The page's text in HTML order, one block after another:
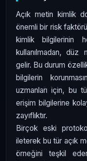
Açık metin kimlik
önemli bir risk
kimlik bilgilerinin
kullanılmadan, düz
gelir. Bu durum
bilgilerin
uzmanları için, bu
erişim bilgilerine
zayıflıktır.
Birçok eski
ileterek bu tür açık
örneğini teşkil